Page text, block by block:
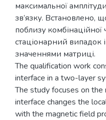
максимальної
зв’язку. Встановлено,
поблизу
стаціонарний випадок
значеннями матриці.
The qualification work
interface in a two-layer
The study focuses on the
interface changes the
with the magnetic field